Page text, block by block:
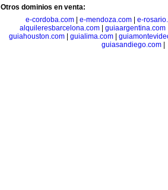
Otros dominios en venta:
e-cordoba.com
e-mendoza.com
e-
alquileresbarcelona.com| guiaargentina.com
guiahouston.com| guialima.com|
guiasandiego.com|